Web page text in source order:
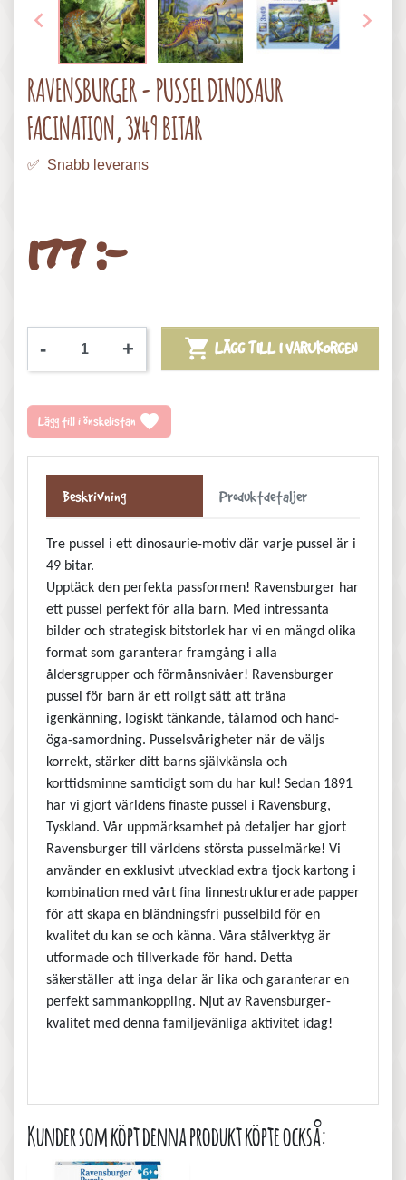
 
RAVENSBURGER - PUSSEL DINOSAUR
FACINATION, 3X49 BITAR
✅ Snabb leverans
177 :-
- +  LÄGG TILL I VARUKORGEN
Lägg till i önskelistan favorite
Beskrivning Produktdetaljer
Tre pussel i ett dinosaurie-motiv där varje pussel är i
49 bitar.
Upptäck den perfekta passformen! Ravensburger har
ett pussel perfekt för alla barn. Med intressanta
bilder och strategisk bitstorlek har vi en mängd olika
format som garanterar framgång i alla
åldersgrupper och förmånsnivåer! Ravensburger
pussel för barn är ett roligt sätt att träna
igenkänning, logiskt tänkande, tålamod och hand-
öga-samordning. Pusselsvårigheter när de väljs
korrekt, stärker ditt barns självkänsla och
korttidsminne samtidigt som du har kul! Sedan 1891
har vi gjort världens finaste pussel i Ravensburg,
Tyskland. Vår uppmärksamhet på detaljer har gjort
Ravensburger till världens största pusselmärke! Vi
använder en exklusivt utvecklad extra tjock kartong i
kombination med vårt fina linnestrukturerade papper
för att skapa en bländningsfri pusselbild för en
kvalitet du kan se och känna. Våra stålverktyg är
utformade och tillverkade för hand. Detta
säkerställer att inga delar är lika och garanterar en
perfekt sammankoppling. Njut av Ravensburger-
kvalitet med denna familjevänliga aktivitet idag!
Kunder som köpt denna produkt köpte också: